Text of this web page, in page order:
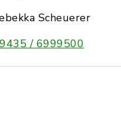
Scheuerer
/ 6999500